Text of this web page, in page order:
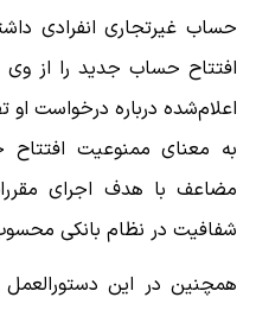
حساب غیرتجاری انفرادی
افتتاح حساب جدید را از
اعلام‌شده درباره درخواست او
به معنای ممنوعیت
مضاعف با هدف اجرای
شفافیت در نظام بانکی
همچنین در این